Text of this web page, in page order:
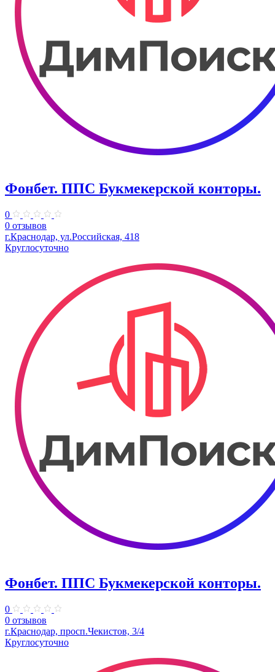
Фонбет. ППС Букмекерской конторы.
0
0 отзывов
г.Краснодар, ул.Российская, 418
Круглосуточно
Фонбет. ППС Букмекерской конторы.
0
0 отзывов
г.Краснодар, просп.Чекистов, 3/4
Круглосуточно